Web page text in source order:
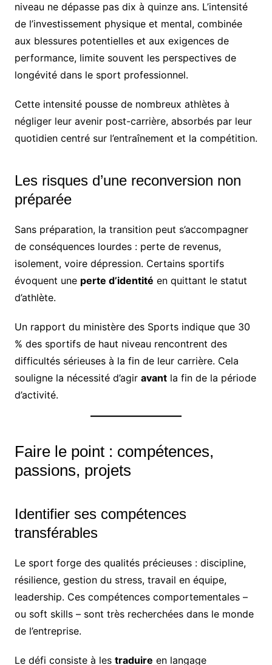
niveau ne dépasse pas dix à quinze ans. L’intensité
de l’investissement physique et mental, combinée
aux blessures potentielles et aux exigences de
performance, limite souvent les perspectives de
longévité dans le sport professionnel.
Cette intensité pousse de nombreux athlètes à
négliger leur avenir post-carrière, absorbés par leur
quotidien centré sur l’entraînement et la compétition.
Les risques d’une reconversion non
préparée
Sans préparation, la transition peut s’accompagner
de conséquences lourdes : perte de revenus,
isolement, voire dépression. Certains sportifs
évoquent une perte d’identité en quittant le statut
d’athlète.
Un rapport du ministère des Sports indique que 30
% des sportifs de haut niveau rencontrent des
difficultés sérieuses à la fin de leur carrière. Cela
souligne la nécessité d’agir avantla fin de la période
d’activité.
Faire le point : compétences,
passions, projets
Identifier ses compétences
transférables
Le sport forge des qualités précieuses : discipline,
résilience, gestion du stress, travail en équipe,
leadership. Ces compétences comportementales –
ou soft skills – sont très recherchées dans le monde
de l’entreprise.
Le défi consiste à les traduire en langage